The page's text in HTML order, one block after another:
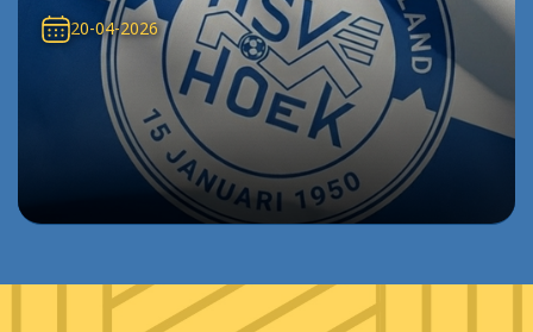
20-04-2026